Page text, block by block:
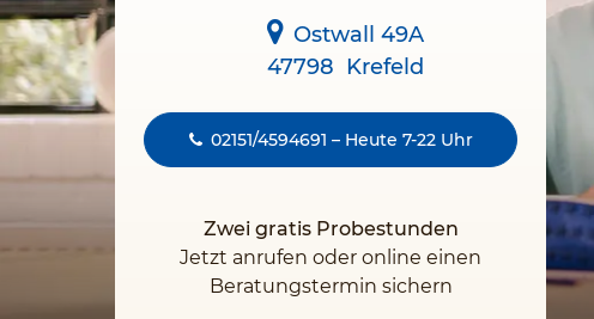
Ostwall 49A
47798 Krefeld
Zwei gratis Probestunden
Jetzt anrufen oder online einen
Beratungstermin sichern
02151/4594691 – Heute 7-22 Uhr